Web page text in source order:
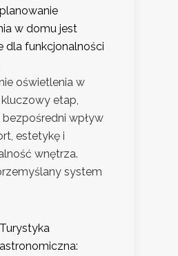
planowanie
w domu jest
dla funkcjonalności
oświetlenia w
etap,
wpływ
estetykę i
wnętrza.
system
Turystyka
astronomiczna: